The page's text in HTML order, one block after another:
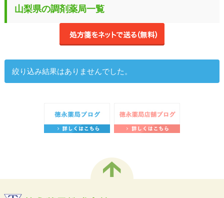
山梨県の調剤薬局一覧
絞り込み結果はありませんでした。